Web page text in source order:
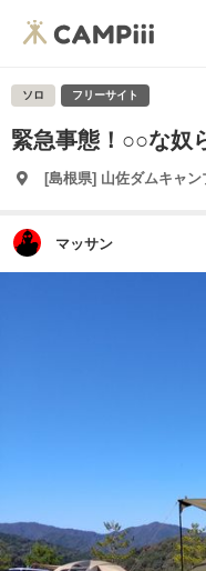
ソロ フリーサイト
緊急事態！○○な奴
[島根県] 山佐ダムキャン
マッサン